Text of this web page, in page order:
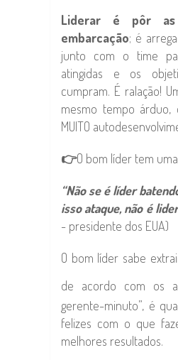
Liderar é pôr
embarcação; é
junto com o time
atingidas e os
cumpram. É ralação!
mesmo tempo
MUITO
👉O bom líder tem uma
“Não se é líder
isso ataque, não é
- presidente dos EUA)
O bom líder sabe
de acordo com os
gerente-minuto”, é
felizes com o que
melhores resultados.